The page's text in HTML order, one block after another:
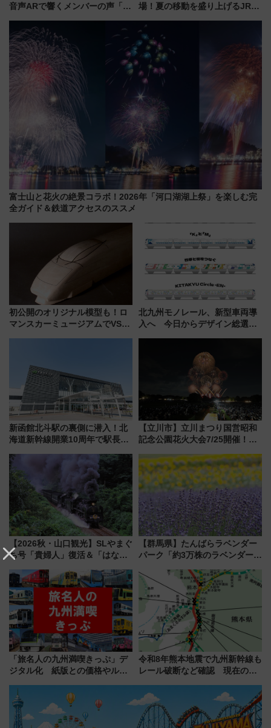
音声ARで響くメンバーの声「真
場！夏の移動を盛り上げるJR九
月7日限定 ソフトバンクホーク
スとコラボ
富士山と花火の絶景コラボ！2026年「河口湖湖上祭」を楽しむ完
全ガイド＆鉄道アクセスのススメ
初公開のオリジナル模型も！ロ
マンスカーミュージアムでVSE
北九州モノレール、新型車両導
入へ 今日からデザイン総選挙
新函館北斗駅の裏側に潜入！北
海道新幹線開業10周年で駅長
ト 参加方法や体験内容を紹介
【立川市】立川まつり国営昭和
記念公園花火大会7/25開催！
混雑に要注意、その理由は
【2026秋・山口観光】SLやまぐ
ち号「貴婦人」復活＆「はなあ
注目観光列車まとめ きっぷの取
り方は？
【群馬県】たんばらラベンダー
パーク「約3万株のラベンダー」
で都心から約1時間半で夏の絶景
を！
「旅名人の九州満喫きっぷ」デ
ジタル化 紙版との価格やルー
令和8年熊本地震で九州新幹線も
レール破断など確認 現在の運
響